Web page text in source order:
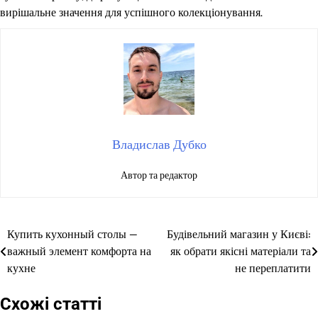
вирішальне значення для успішного колекціонування.
Владислав Дубко
Автор та редактор
Навігація
записів
Купить кухонный столы —
важный элемент комфорта на
кухне
Будівельний магазин у Києві:
як обрати якісні матеріали та
не переплатити
Схожі статті